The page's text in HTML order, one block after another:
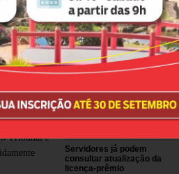
Tribunal e
APATEJ participa de reunião
da Mesa Permanente de
Negociação com a
Presidência do TJSP
Servidores já podem
consultar atualização da
licença-prêmio